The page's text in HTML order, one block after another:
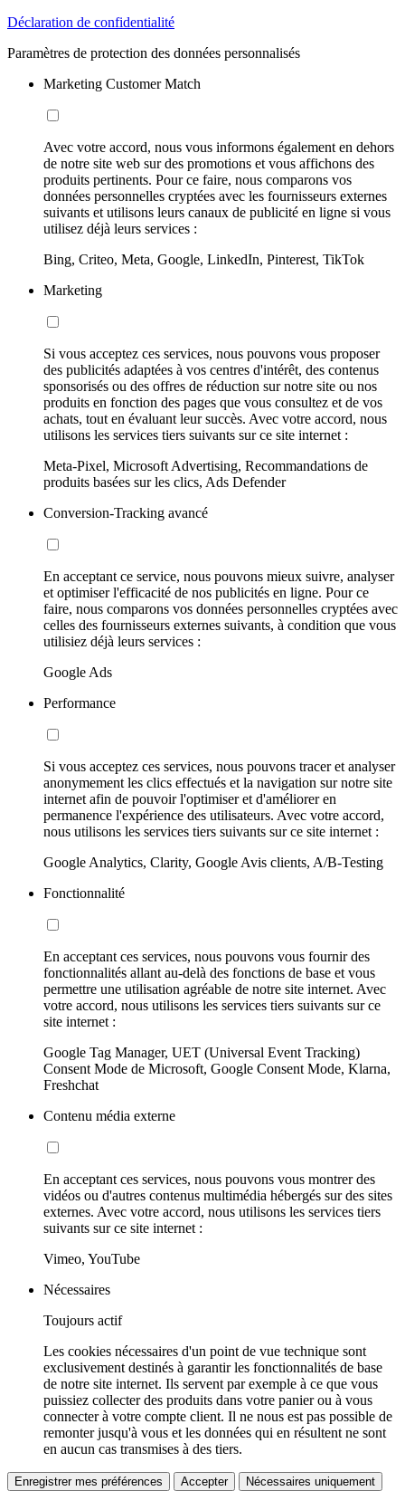
Déclaration de confidentialité
Paramètres de protection des données personnalisés
Marketing Customer Match
Avec votre accord, nous vous informons également en dehors
de notre site web sur des promotions et vous affichons des
produits pertinents. Pour ce faire, nous comparons vos
données personnelles cryptées avec les fournisseurs externes
suivants et utilisons leurs canaux de publicité en ligne si vous
utilisez déjà leurs services :
Bing, Criteo, Meta, Google, LinkedIn, Pinterest, TikTok
Marketing
Si vous acceptez ces services, nous pouvons vous proposer
des publicités adaptées à vos centres d'intérêt, des contenus
sponsorisés ou des offres de réduction sur notre site ou nos
produits en fonction des pages que vous consultez et de vos
achats, tout en évaluant leur succès. Avec votre accord, nous
utilisons les services tiers suivants sur ce site internet :
Meta-Pixel, Microsoft Advertising, Recommandations de
produits basées sur les clics, Ads Defender
Conversion-Tracking avancé
En acceptant ce service, nous pouvons mieux suivre, analyser
et optimiser l'efficacité de nos publicités en ligne. Pour ce
faire, nous comparons vos données personnelles cryptées avec
celles des fournisseurs externes suivants, à condition que vous
utilisiez déjà leurs services :
Google Ads
Performance
Si vous acceptez ces services, nous pouvons tracer et analyser
anonymement les clics effectués et la navigation sur notre site
internet afin de pouvoir l'optimiser et d'améliorer en
permanence l'expérience des utilisateurs. Avec votre accord,
nous utilisons les services tiers suivants sur ce site internet :
Google Analytics, Clarity, Google Avis clients, A/B-Testing
Fonctionnalité
En acceptant ces services, nous pouvons vous fournir des
fonctionnalités allant au-delà des fonctions de base et vous
permettre une utilisation agréable de notre site internet. Avec
votre accord, nous utilisons les services tiers suivants sur ce
site internet :
Google Tag Manager, UET (Universal Event Tracking)
Consent Mode de Microsoft, Google Consent Mode, Klarna,
Freshchat
Contenu média externe
En acceptant ces services, nous pouvons vous montrer des
vidéos ou d'autres contenus multimédia hébergés sur des sites
externes. Avec votre accord, nous utilisons les services tiers
suivants sur ce site internet :
Vimeo, YouTube
Nécessaires
Toujours actif
Les cookies nécessaires d'un point de vue technique sont
exclusivement destinés à garantir les fonctionnalités de base
de notre site internet. Ils servent par exemple à ce que vous
puissiez collecter des produits dans votre panier ou à vous
connecter à votre compte client. Il ne nous est pas possible de
remonter jusqu'à vous et les données qui en résultent ne sont
en aucun cas transmises à des tiers.
Enregistrer mes préférences Accepter Nécessaires uniquement